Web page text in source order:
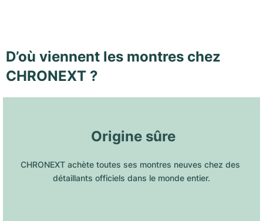
D’où viennent les montres chez
CHRONEXT ?
Origine sûre
CHRONEXT achète toutes ses montres neuves chez des
détaillants officiels dans le monde entier.